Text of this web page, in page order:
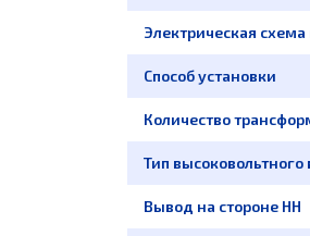
Электрическая
Способ установки
Количество
Тип
Вывод на стороне НН